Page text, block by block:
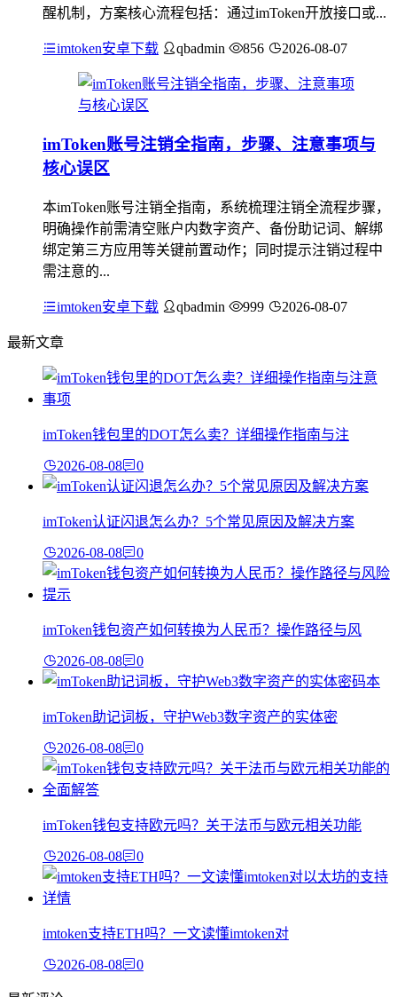
醒机制，方案核心流程包括：通过imToken开放接口或...
imtoken安卓下载 qbadmin 856 2026-08-07
imToken账号注销全指南，步骤、注意事项与
核心误区
本imToken账号注销全指南，系统梳理注销全流程步骤，
明确操作前需清空账户内数字资产、备份助记词、解绑
绑定第三方应用等关键前置动作；同时提示注销过程中
需注意的...
imtoken安卓下载 qbadmin 999 2026-08-07
最新文章
imToken钱包里的DOT怎么卖？详细操作指南与注
2026-08-08 0
imToken认证闪退怎么办？5个常见原因及解决方案
2026-08-08 0
imToken钱包资产如何转换为人民币？操作路径与风
2026-08-08 0
imToken助记词板，守护Web3数字资产的实体密
2026-08-08 0
imToken钱包支持欧元吗？关于法币与欧元相关功能
2026-08-08 0
imtoken支持ETH吗？一文读懂imtoken对
2026-08-08 0